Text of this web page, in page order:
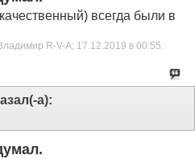
всегда были в
R-V-A; 17.12.2019 в 00:55.
а):